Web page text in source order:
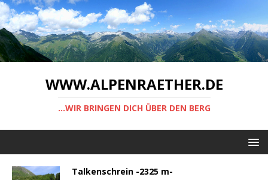
WWW.ALPENRAETHER.DE
...WIR BRINGEN DICH ÜBER DEN BERG
Talkenschrein -2325 m-